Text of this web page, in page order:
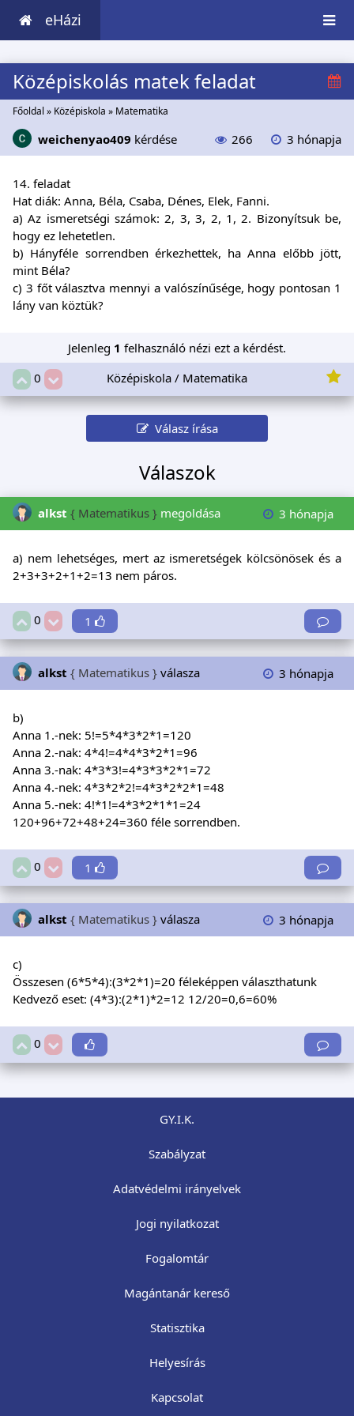
eHázi
Középiskolás matek feladat
Főoldal » Középiskola » Matematika
weichenyao409 kérdése 266 3 hónapja
14. feladat
Hat diák: Anna, Béla, Csaba, Dénes, Elek, Fanni.
a) Az ismeretségi számok: 2, 3, 3, 2, 1, 2. Bizonyítsuk be,
hogy ez lehetetlen.
b) Hányféle sorrendben érkezhettek, ha Anna előbb jött,
mint Béla?
c) 3 főt választva mennyi a valószínűsége, hogy pontosan 1
lány van köztük?
Jelenleg 1 felhasználó nézi ezt a kérdést.
0
Középiskola / Matematika
Válasz írása
Válaszok
alkst { Matematikus } megoldása 3 hónapja
a) nem lehetséges, mert az ismeretségek kölcsönösek és a
2+3+3+2+1+2=13 nem páros.
0 1
alkst { Matematikus } válasza 3 hónapja
b)
Anna 1.-nek: 5!=5*4*3*2*1=120
Anna 2.-nak: 4*4!=4*4*3*2*1=96
Anna 3.-nak: 4*3*3!=4*3*3*2*1=72
Anna 4.-nek: 4*3*2*2!=4*3*2*2*1=48
Anna 5.-nek: 4!*1!=4*3*2*1*1=24
120+96+72+48+24=360 féle sorrendben.
0 1
alkst { Matematikus } válasza 3 hónapja
c)
Összesen (6*5*4):(3*2*1)=20 féleképpen választhatunk
Kedvező eset: (4*3):(2*1)*2=12 12/20=0,6=60%
0
GY.I.K.
Szabályzat
Adatvédelmi irányelvek
Jogi nyilatkozat
Fogalomtár
Magántanár kereső
Statisztika
Helyesírás
Kapcsolat